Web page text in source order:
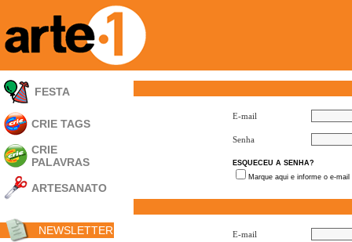
FESTA
CRIE TAGS
CRIE
PALAVRAS
ARTESANATO
Acrílico
Porta Retratos
NEWSLETTER
E-mail
Senha
ESQUECEU A SENHA?
Marque aqui e informe o e-
E-mail